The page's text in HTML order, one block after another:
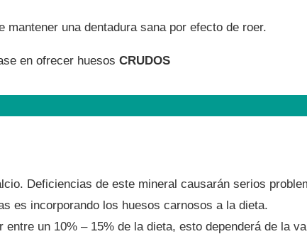
una dentadura sana por efecto de roer.
en ofrecer huesos CRUDOS
Deficiencias de este mineral causarán serios
es incorporando los huesos carnosos a la dieta.
un 10% – 15% de la dieta, esto dependerá de la